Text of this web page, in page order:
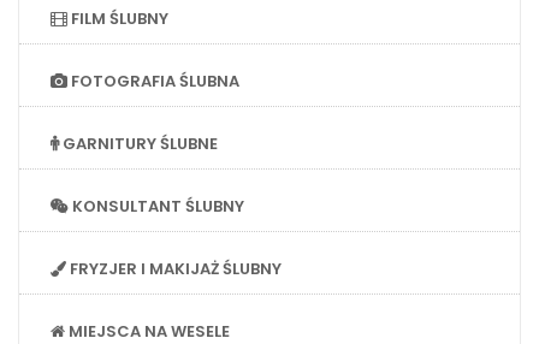
FILM ŚLUBNY
FOTOGRAFIA ŚLUBNA
GARNITURY ŚLUBNE
KONSULTANT ŚLUBNY
FRYZJER I MAKIJAŻ ŚLUBNY
MIEJSCA NA WESELE